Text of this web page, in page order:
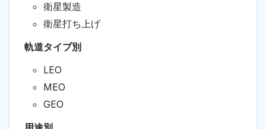
衛星製造
衛星打ち上げ
軌道タイプ別
LEO
MEO
GEO